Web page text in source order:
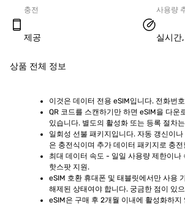
충전
제공
사용량
실시간
상품 전체 정보
이것은 데이터 전용 eSIM입니다. 전화번
QR 코드를 스캔하기만 하면 eSIM을 다운
있습니다. 별도의 활성화 또는 등록 절차
일회성 선불 패키지입니다. 자동 갱신이
은 충전식이며 추가 데이터 패키지로 충
최대 데이터 속도 - 일일 사용량 제한이나
핫스팟 지원.
eSIM 호환 휴대폰 및 태블릿에서만 사용
해제된 상태여야 합니다. 궁금한 점이 있
eSIM은 구매 후 2개월 이내에 활성화하지